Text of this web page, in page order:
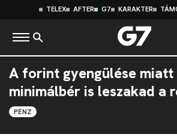
TELEX AFTER G7 KARAKTER
A forint gyengülése miatt
minimálbér is leszakad a
PÉNZ